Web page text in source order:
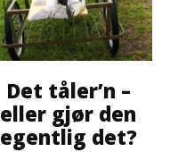
Det tåler’n –
eller gjør den
egentlig det?